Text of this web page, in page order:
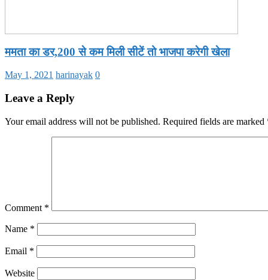
ममता का डर,200 से कम मिली सीटें तो भाजपा करेगी खेला
May 1, 2021 harinayak 0
Leave a Reply
Your email address will not be published. Required fields are marked
Comment *
Name *
Email *
Website